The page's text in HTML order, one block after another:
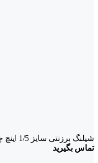
شیلنگ برزنتی سایز 1/5 اینچ چینی
تماس بگیرید